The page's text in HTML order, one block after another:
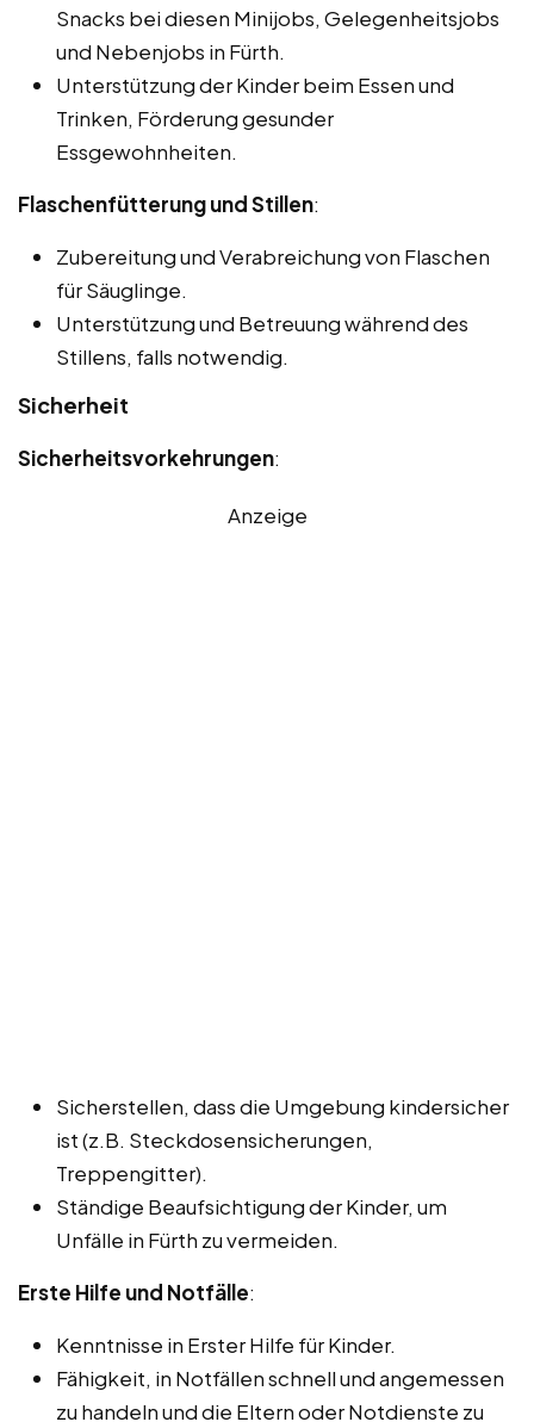
Snacks bei diesen Minijobs, Gelegenheitsjobs
und Nebenjobs in Fürth.
Unterstützung der Kinder beim Essen und
Trinken, Förderung gesunder
Essgewohnheiten.
Flaschenfütterung und Stillen:
Zubereitung und Verabreichung von Flaschen
für Säuglinge.
Unterstützung und Betreuung während des
Stillens, falls notwendig.
Sicherheit
Sicherheitsvorkehrungen:
Anzeige
Sicherstellen, dass die Umgebung kindersicher
ist (z.B. Steckdosensicherungen,
Treppengitter).
Ständige Beaufsichtigung der Kinder, um
Unfälle in Fürth zu vermeiden.
Erste Hilfe und Notfälle:
Kenntnisse in Erster Hilfe für Kinder.
Fähigkeit, in Notfällen schnell und angemessen
zu handeln und die Eltern oder Notdienste zu